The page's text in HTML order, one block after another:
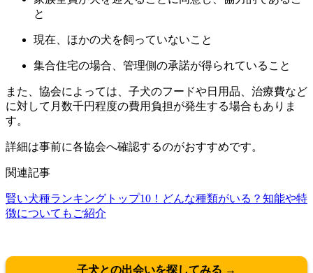
と
現在、ほかの犬を飼っていないこと
集合住宅の場合、管理側の承諾が得られていること
また、協会によっては、子犬のフードや日用品、治療費など
に対して月数千円程度の費用負担が発生する場合もありま
す。
詳細は事前に各協会へ確認するのがおすすめです。
関連記事
賢い犬種ランキングトップ10！どんな種類がいる？知能や特
徴についてもご紹介
子犬との出会いを探してみる →